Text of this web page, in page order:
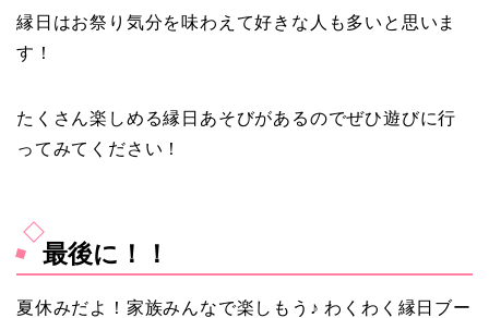
縁日はお祭り気分を味わえて好きな人も多いと思いま
す！
たくさん楽しめる縁日あそびがあるのでぜひ遊びに行
ってみてください！
最後に！！
夏休みだよ！家族みんなで楽しもう♪ わくわく縁日ブー